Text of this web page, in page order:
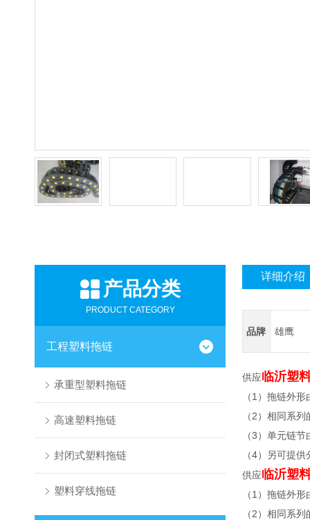
产品分类
PRODUCT CATEGORY
工程塑料拖链
承重型塑料拖链
高速塑料拖链
封闭式塑料拖链
塑料穿线拖链
详细介绍
品牌 雄鹰
供应临沂塑
（1）拖链外
（2）相同系
（3）单元链
（4）另可提
供应临沂塑
（1）拖链外
（2）相同系